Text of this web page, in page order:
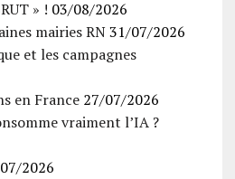
» ! 03/08/2026
mairies RN 31/07/2026
et les campagnes
en France 27/07/2026
vraiment l’IA ?
2026